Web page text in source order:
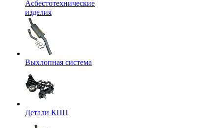
Асбестотехнические
изделия
Выхлопная система
Детали КПП